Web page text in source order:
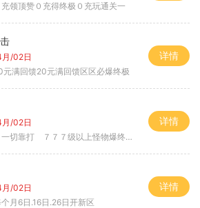
充领顶赞０充得终极０充玩通关一
/02日
元满回馈20元满回馈区区必爆终极
详情
/02日
切靠打 ７７７级以上怪物爆终极
详情
/02日
月6日.16日.26日开新区
详情